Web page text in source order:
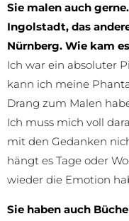
Sie malen auch
Ingolstadt, das
Nürnberg. Wie kam
Ich war ein absoluter
kann ich meine
Drang zum Malen
Ich muss mich voll
mit den Gedanken
hängt es Tage oder
wieder die Emotion
Sie haben auch